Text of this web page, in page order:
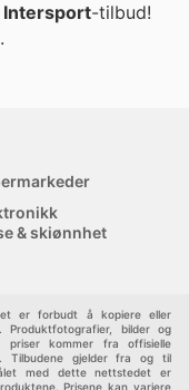
Intersport-tilbud!
& skjønnhet
er forbudt å kopiere eller
Produktfotografier, bilder og
priser kommer fra offisielle
Tilbudene gjelder fra og til
med dette nettstedet er
Prisene kan variere